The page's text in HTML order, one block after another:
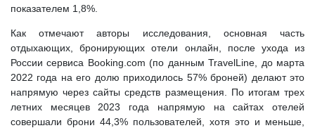
показателем 1,8%.
Как отмечают авторы исследования, основная часть
отдыхающих, бронирующих отели онлайн, после ухода из
России сервиса Booking.com (по данным TravelLine, до марта
2022 года на его долю приходилось 57% броней) делают это
напрямую через сайты средств размещения. По итогам трех
летних месяцев 2023 года напрямую на сайтах отелей
совершали брони 44,3% пользователей, хотя это и меньше,